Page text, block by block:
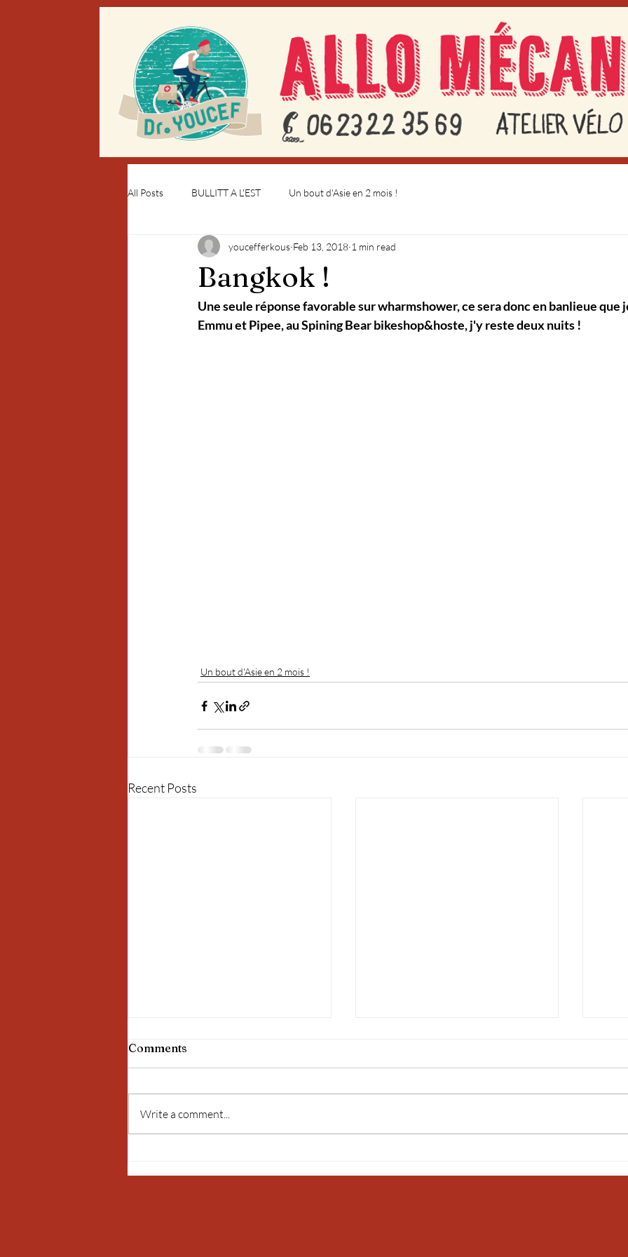
All Posts BULLITT A L'EST Un bout d'Asie en 2 mois !
Bangkok !
youcefferkous Feb 13, 2018 1 min read
Une seule réponse favorable sur wharmshower, ce sera donc en banlieue que
Emmu et Pipee, au Spining Bear bikeshop&hoste, j'y reste deux nuits !
Un bout d'Asie en 2 mois !
Recent Posts
Bangkok ! Birmanie !
Comments
Write a comment...